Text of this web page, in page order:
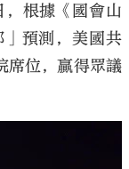
根據《國會山
預測，美國共
席位，贏得眾議